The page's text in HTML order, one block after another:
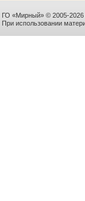
ГО «Мирный» © 2005-2026
При использовании